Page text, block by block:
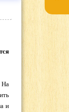
На
и